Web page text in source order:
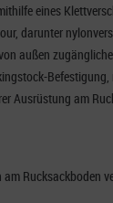
eines
darunter
außen
Befestigung,
Ausrüstung am
Rucksackboden